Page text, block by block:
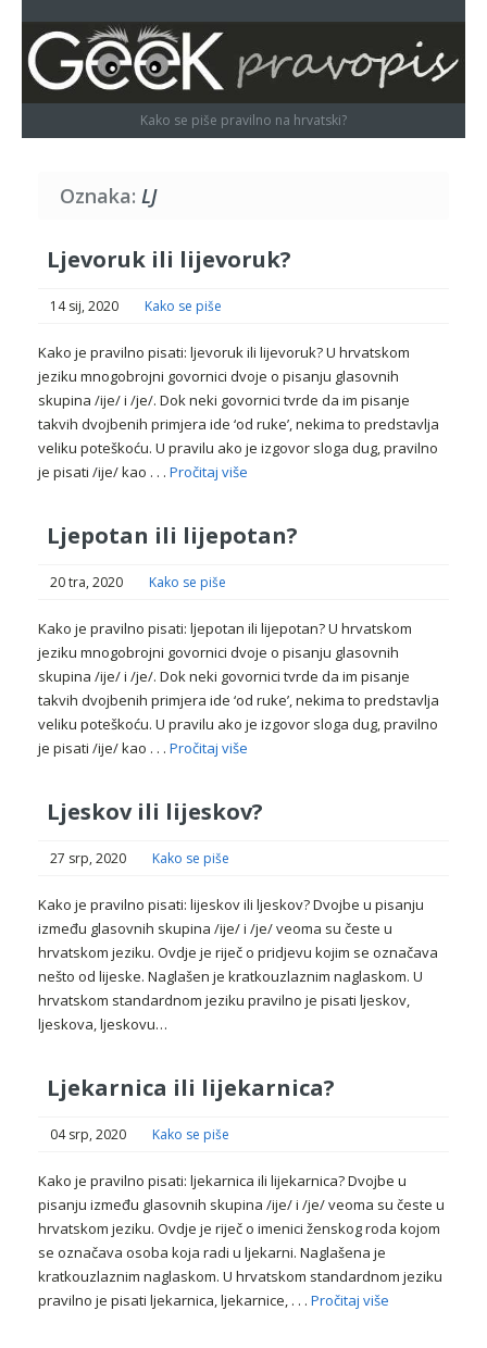
Kako se piše pravilno na hrvatski?
Oznaka: LJ
Ljevoruk ili lijevoruk?
14 sij, 2020 Kako se piše
Kako je pravilno pisati: ljevoruk ili lijevoruk? U hrvatskom
jeziku mnogobrojni govornici dvoje o pisanju glasovnih
skupina /ije/ i /je/. Dok neki govornici tvrde da im pisanje
takvih dvojbenih primjera ide ‘od ruke’, nekima to predstavlja
veliku poteškoću. U pravilu ako je izgovor sloga dug, pravilno
je pisati /ije/ kao . . . Pročitaj više
Ljepotan ili lijepotan?
20 tra, 2020 Kako se piše
Kako je pravilno pisati: ljepotan ili lijepotan? U hrvatskom
jeziku mnogobrojni govornici dvoje o pisanju glasovnih
skupina /ije/ i /je/. Dok neki govornici tvrde da im pisanje
takvih dvojbenih primjera ide ‘od ruke’, nekima to predstavlja
veliku poteškoću. U pravilu ako je izgovor sloga dug, pravilno
je pisati /ije/ kao . . . Pročitaj više
Ljeskov ili lijeskov?
27 srp, 2020 Kako se piše
Kako je pravilno pisati: lijeskov ili ljeskov? Dvojbe u pisanju
između glasovnih skupina /ije/ i /je/ veoma su česte u
hrvatskom jeziku. Ovdje je riječ o pridjevu kojim se označava
nešto od lijeske. Naglašen je kratkouzlaznim naglaskom. U
hrvatskom standardnom jeziku pravilno je pisati ljeskov,
ljeskova, ljeskovu…
Ljekarnica ili lijekarnica?
04 srp, 2020 Kako se piše
Kako je pravilno pisati: ljekarnica ili lijekarnica? Dvojbe u
pisanju između glasovnih skupina /ije/ i /je/ veoma su česte u
hrvatskom jeziku. Ovdje je riječ o imenici ženskog roda kojom
se označava osoba koja radi u ljekarni. Naglašena je
kratkouzlaznim naglaskom. U hrvatskom standardnom jeziku
pravilno je pisati ljekarnica, ljekarnice, . . . Pročitaj više